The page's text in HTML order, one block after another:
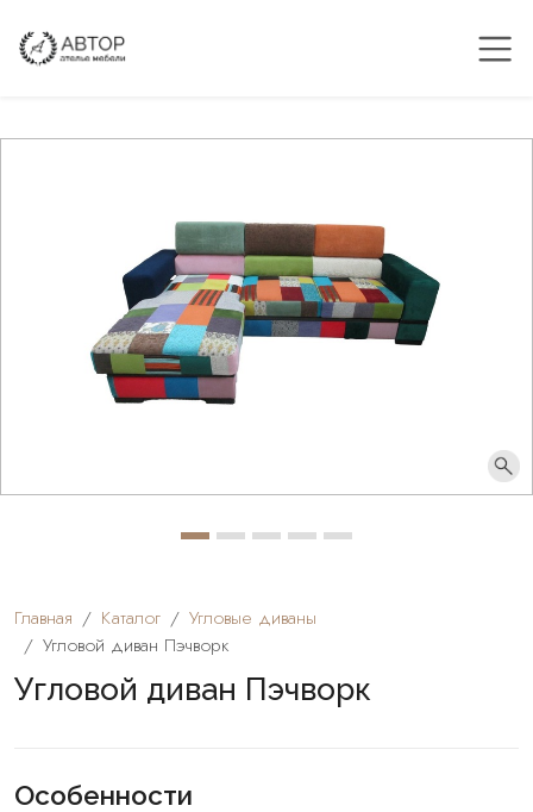
Главная Каталог
Угловые диваны
Угловой диван Пэчворк
Угловой диван Пэчворк
Особенности